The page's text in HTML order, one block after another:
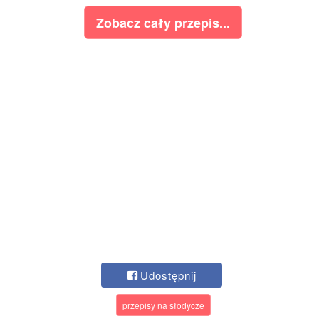
Zobacz cały przepis...
Udostępnij
przepisy na słodycze